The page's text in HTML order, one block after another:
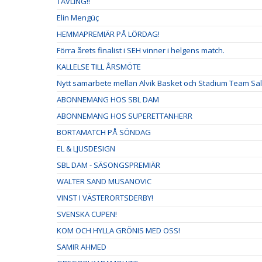
Elin Mengüç
HEMMAPREMIÄR PÅ LÖRDAG!
Förra årets finalist i SEH vinner i helgens match.
KALLELSE TILL ÅRSMÖTE
Nytt samarbete mellan Alvik Basket och Stadium Team
ABONNEMANG HOS SBL DAM
ABONNEMANG HOS SUPERETTANHERR
BORTAMATCH PÅ SÖNDAG
EL & LJUSDESIGN
SBL DAM - SÄSONGSPREMIÄR
WALTER SAND MUSANOVIC
VINST I VÄSTERORTSDERBY!
SVENSKA CUPEN!
KOM OCH HYLLA GRÖNIS MED OSS!
SAMIR AHMED